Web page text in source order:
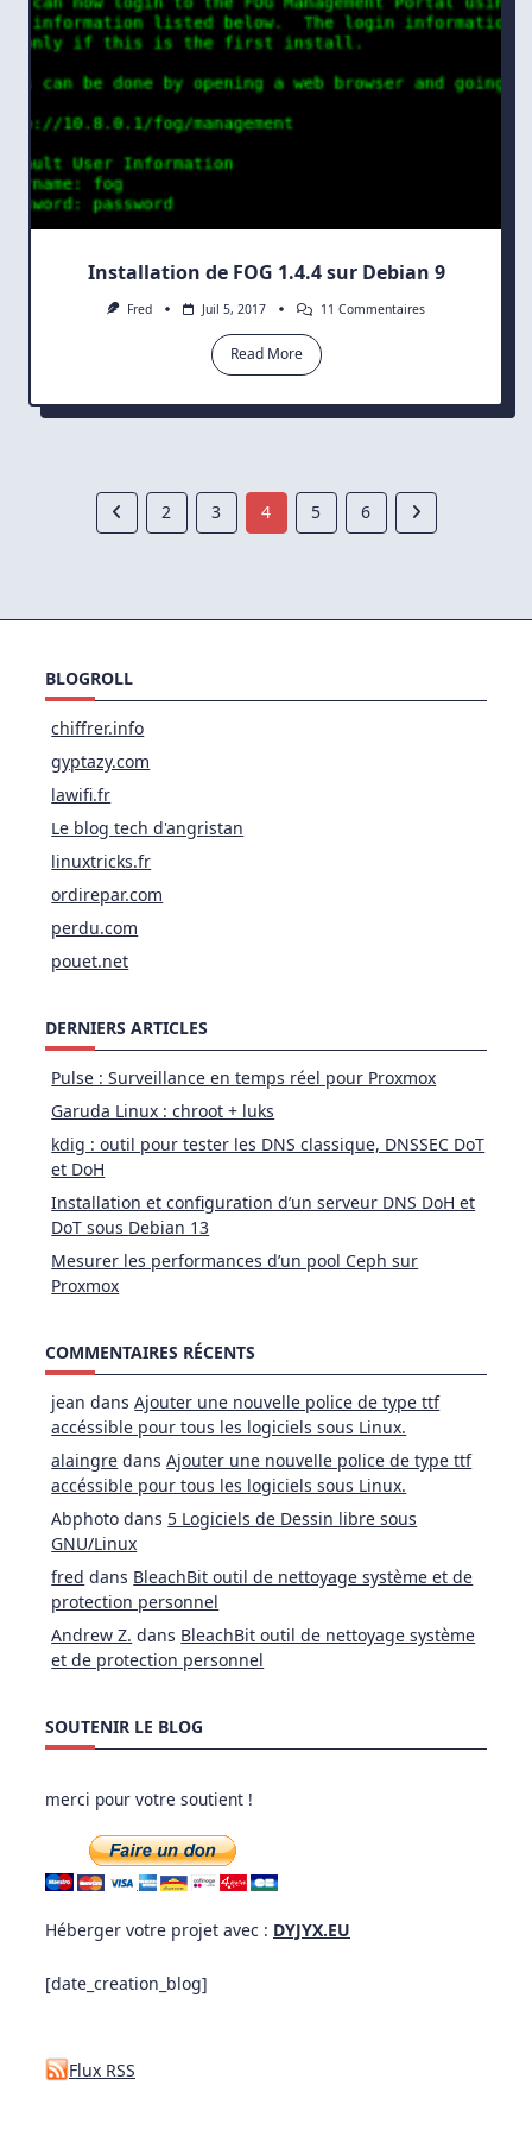
Installation de FOG 1.4.4 sur Debian 9
Fred Juil 5, 2017 11 CommentairesSur
Debian
Read More
2 3 4 5 6
BLOGROLL
chiffrer.info
gyptazy.com
lawifi.fr
Le blog tech d'angristan
linuxtricks.fr
ordirepar.com
perdu.com
pouet.net
DERNIERS ARTICLES
Pulse : Surveillance en temps réel pour Proxmox
Garuda Linux : chroot + luks
kdig : outil pour tester les DNS classique, DNSSEC DoT
et DoH
Installation et configuration d’un serveur DNS DoH et
DoT sous Debian 13
Mesurer les performances d’un pool Ceph sur
Proxmox
COMMENTAIRES RÉCENTS
jean dansAjouter une nouvelle police de type ttf
accéssible pour tous les logiciels sous Linux.
alaingre dansAjouter une nouvelle police de type ttf
accéssible pour tous les logiciels sous Linux.
Abphoto dans 5 Logiciels de Dessin libre sous
GNU/Linux
fred dans BleachBit outil de nettoyage système et de
protection personnel
Andrew Z. dans BleachBit outil de nettoyage système
et de protection personnel
SOUTENIR LE BLOG
merci pour votre soutient !
Héberger votre projet avec : DYJYX.EU
[date_creation_blog]
Flux RSS